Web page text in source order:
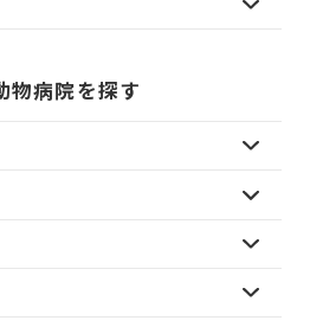
物病院を探す